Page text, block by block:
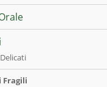
Fragili